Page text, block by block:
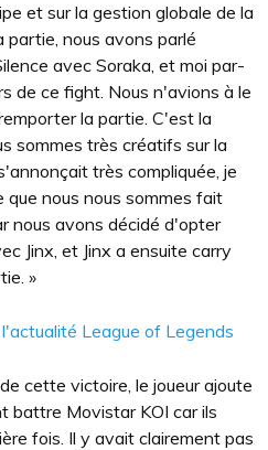
et sur la gestion globale de la
partie, nous avons parlé
avec Soraka, et moi par-
de ce fight. Nous n'avions à le
la partie. C'est la
sommes très créatifs sur la
très compliquée, je
que nous nous sommes fait
nous avons décidé d'opter
Jinx, et Jinx a ensuite carry
»
League of Legends
cette victoire, le joueur ajoute
battre Movistar KOI car ils
fois. Il y avait clairement pas